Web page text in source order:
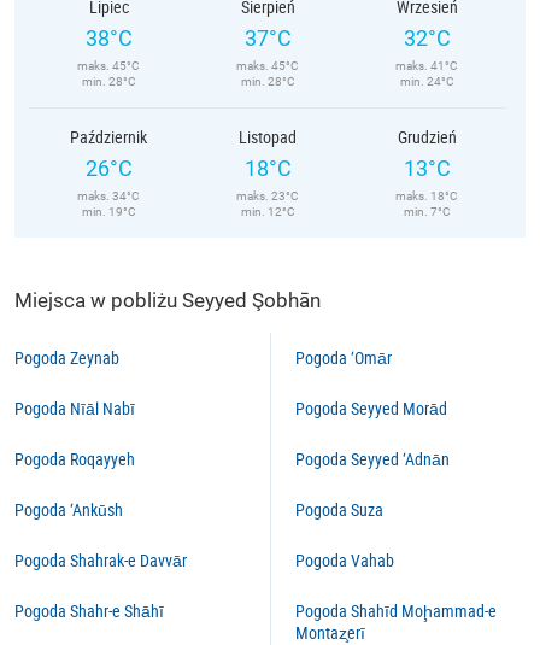
Lipiec
38°C
maks. 45°C
min. 28°C
Sierpień
37°C
maks. 45°C
min. 28°C
Wrzesień
32°C
maks. 41°C
min. 24°C
Październik
26°C
maks. 34°C
min. 19°C
Listopad
18°C
maks. 23°C
min. 12°C
Grudzień
13°C
maks. 18°C
min. 7°C
Miejsca w pobliżu Seyyed Şobhān
Pogoda Zeynab
Pogoda Nīāl Nabī
Pogoda Roqayyeh
Pogoda ‘Ankūsh
Pogoda Shahrak-e Davvār
Pogoda Shahr-e Shāhī
Pogoda ‘Omār
Pogoda Seyyed Morād
Pogoda Seyyed ‘Adnān
Pogoda Suza
Pogoda Vahab
Pogoda Shahīd Moḩammad-e
Montaz̧erī